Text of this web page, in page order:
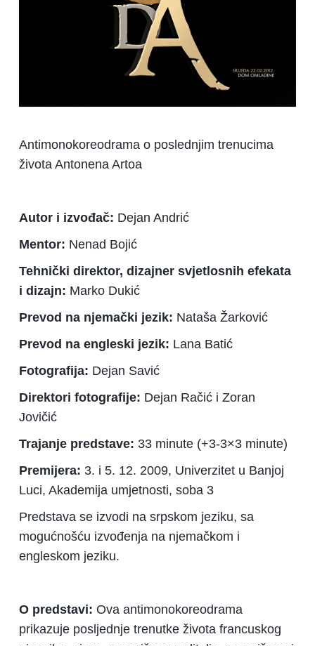
Antimonokoreodrama o poslednjim trenucima
života Antonena Artoa
Autor i izvođač: Dejan Andrić
Mentor: Nenad Bojić
Tehnički direktor, dizajner svjetlosnih efekata
i dizajn: Marko Dukić
Prevod na njemački jezik: Nataša Žarković
Prevod na engleski jezik: Lana Batić
Fotografija: Dejan Savić
Direktori fotografije: Dejan Račić i Zoran
Jovičić
Trajanje predstave: 33 minute (+3-3×3 minute)
Premijera: 3. i 5. 12. 2009, Univerzitet u Banjoj
Luci, Akademija umjetnosti, soba 3
Predstava se izvodi na srpskom jeziku, sa
mogućnošću izvođenja na njemačkom i
engleskom jeziku.
O predstavi: Ova antimonokoreodrama
prikazuje posljednje trenutke života francuskog